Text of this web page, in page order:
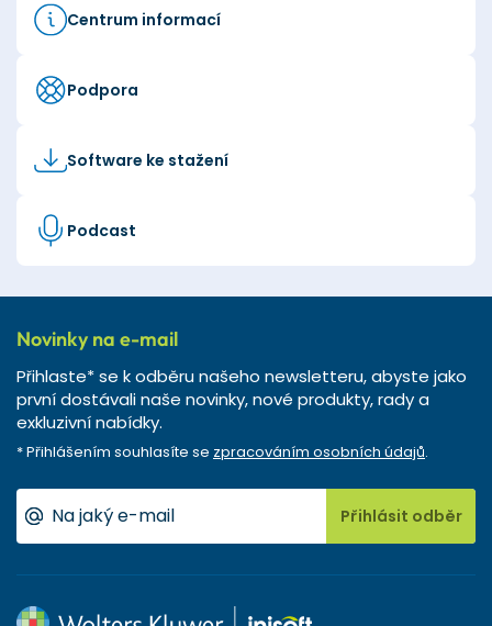
Centrum informací
Podpora
Software ke stažení
Podcast
Novinky na e-mail
Přihlaste* se k odběru našeho newsletteru, abyste jako
první dostávali naše novinky, nové produkty, rady a
exkluzivní nabídky.
* Přihlášením souhlasíte se zpracováním osobních údajů.
Přihlásit odběr